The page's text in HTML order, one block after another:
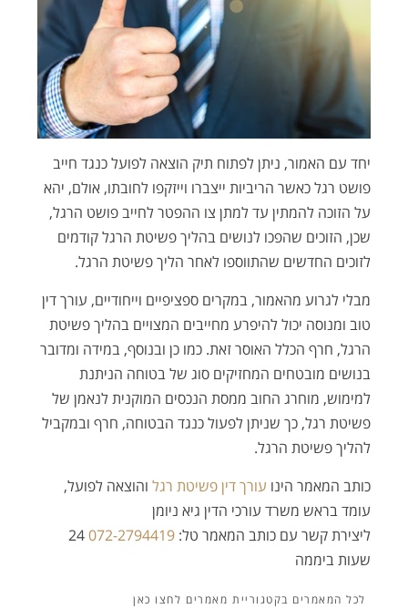
יחד עם האמור, ניתן לפתוח תיק הוצאה לפועל כנגד חייב
פושט רגל כאשר הריביות ייצברו וייזקפו לחובתו, אולם, יהא
על הזוכה להמתין עד למתן צו ההפטר לחייב פושט הרגל,
שכן, הזוכים שהפכו לנושים בהליך פשיטת הרגל קודמים
לזוכים החדשים שהתווספו לאחר הליך פשיטת הרגל.
מבלי לגרוע מהאמור, במקרים ספציפיים וייחודיים, עורך דין
טוב ומנוסה יכול להיפרע מחייבים המצויים בהליך פשיטת
הרגל, חרף הכלל האוסר זאת. כמו כן ובנוסף, במידה ומדובר
בנושים מובטחים המחזיקים סוג של בטוחה הניתנת
למימוש, מוחרג החוב ממסת הנכסים המוקנית לנאמן של
פשיטת רגל, כך שניתן לפעול כנגד הבטוחה, חרף ובמקביל
להליך פשיטת הרגל.
כותב המאמר הינו עורך דין פשיטת רגל והוצאה לפועל,
עומד בראש משרד עורכי הדין גיא ניומן
ליצירת קשר עם כותב המאמר טל:072-2794419
24
שעות ביממה
מאמרים